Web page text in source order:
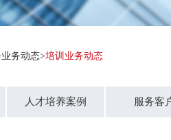
业务动态>培训业务动态
人才培养案例 服务客